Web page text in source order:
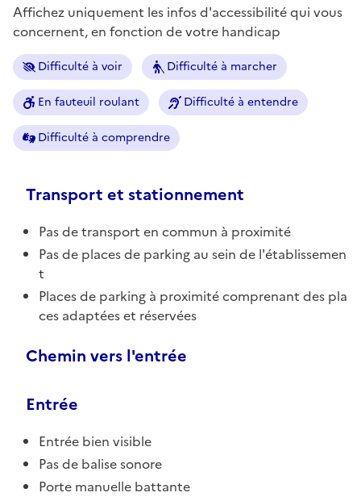
Affichez uniquement les infos d'accessibilité qui vous
concernent, en fonction de votre handicap
Difficulté à voir Difficulté à marcher
En fauteuil roulant Difficulté à entendre
Difficulté à comprendre
Transport et stationnement
Pas de transport en commun à proximité
Pas de places de parking au sein de l'établissemen
t
Places de parking à proximité comprenant des pla
ces adaptées et réservées
Chemin vers l'entrée
Entrée
Entrée bien visible
Pas de balise sonore
Porte manuelle battante